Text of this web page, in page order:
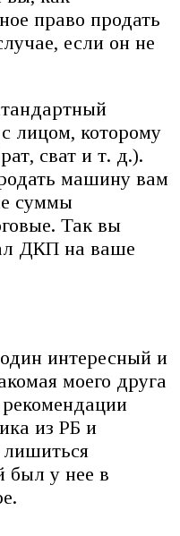
право продать
если он не
лицом, которому
сват и т. д.).
машину вам
суммы
Так вы
ДКП на ваше
интересный и
моего друга
из РБ и
лишиться
был у нее в